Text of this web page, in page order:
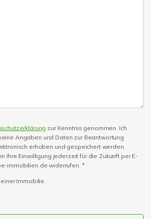
zur Kenntnis genommen. Ich
Angaben und Daten zur Beantwortung
erhoben und gespeichert werden.
Ihre Einwilligung jederzeit für die Zukunft per E-
immobilien.de widerrufen. *
Immobilie.